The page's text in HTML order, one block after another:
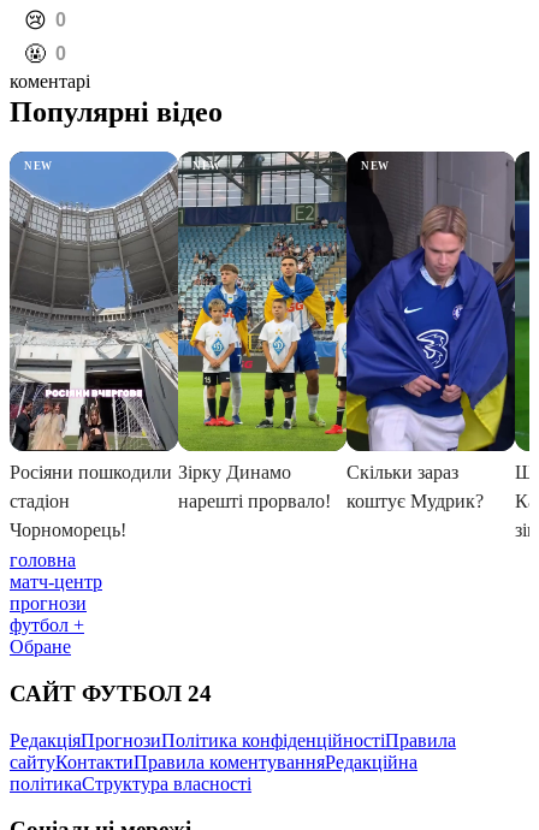
️😢 0
️🤬 0
коментарі
головна
матч-центр
прогнози
футбол +
Обране
САЙТ ФУТБОЛ 24
РедакціяПрогнозиПолітика конфіденційностіПравила
сайтуКонтактиПравила коментуванняРедакційна
політикаСтруктура власності